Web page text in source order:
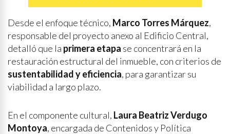
Desde el enfoque técnico, Marco Torres Márquez,
responsable del proyecto anexo al Edificio Central,
detalló que la primera etapa se concentrará en la
restauración estructural del inmueble, con criterios de
sustentabilidad y eficiencia, para garantizar su
viabilidad a largo plazo.
En el componente cultural, Laura Beatriz Verdugo
Montoya, encargada de Contenidos y Política